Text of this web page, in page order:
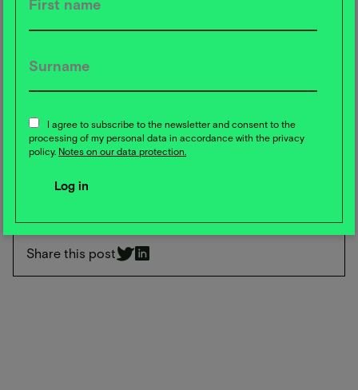
Die zweite Version ist dabei kein Abschluss, sondern ein
Denn das Berliner Food-Ökosystem lebt von Dynamik,
Stadt kulinarisch prägt.
➤ Jetzt Berlin Food Ecosystem Map Version 2.0
runterladen
Share this post
I agree to subscribe to the newsletter and consent to the
processing of my personal data in accordance with the privacy
policy. Notes on our data protection.